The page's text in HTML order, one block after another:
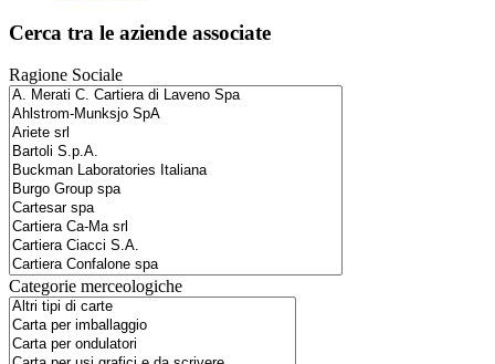
Cerca tra le aziende associate
Ragione Sociale
Categorie merceologiche